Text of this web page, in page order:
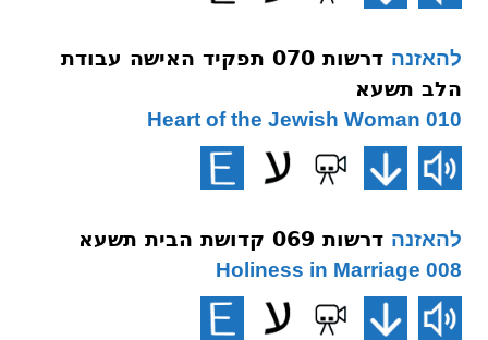
להאזנה
דרשות 070 תפקיד האישה עבודת
הלב תשעא
010 Heart of the Jewish Woman
להאזנה דרשות 069 קדושת הבית תשעא
008 Holiness in Marriage